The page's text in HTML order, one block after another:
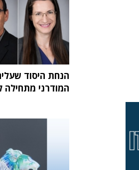
הנחת היסוד
המודרני